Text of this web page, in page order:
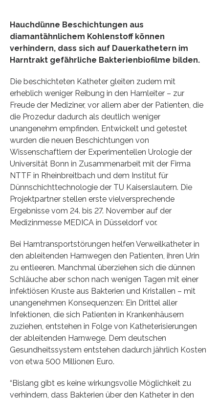
Hauchdünne Beschichtungen aus
diamantähnlichem Kohlenstoff können
verhindern, dass sich auf Dauerkathetern im
Harntrakt gefährliche Bakterienbiofilme bilden.
Die beschichteten Katheter gleiten zudem mit
erheblich weniger Reibung in den Harnleiter – zur
Freude der Mediziner, vor allem aber der Patienten, die
die Prozedur dadurch als deutlich weniger
unangenehm empfinden. Entwickelt und getestet
wurden die neuen Beschichtungen von
Wissenschaftlern der Experimentellen Urologie der
Universität Bonn in Zusammenarbeit mit der Firma
NTTF in Rheinbreitbach und dem Institut für
Dünnschichttechnologie der TU Kaiserslautern. Die
Projektpartner stellen erste vielversprechende
Ergebnisse vom 24. bis 27. November auf der
Medizinmesse MEDICA in Düsseldorf vor.
Bei Harntransportstörungen helfen Verweilkatheter in
den ableitenden Harnwegen den Patienten, ihren Urin
zu entleeren. Manchmal überziehen sich die dünnen
Schläuche aber schon nach wenigen Tagen mit einer
infektiösen Kruste aus Bakterien und Kristallen – mit
unangenehmen Konsequenzen: Ein Drittel aller
Infektionen, die sich Patienten in Krankenhäusern
zuziehen, entstehen in Folge von Katheterisierungen
der ableitenden Harnwege. Dem deutschen
Gesundheitssystem entstehen dadurch jährlich Kosten
von etwa 500 Millionen Euro.
“Bislang gibt es keine wirkungsvolle Möglichkeit zu
verhindern, dass Bakterien über den Katheter in den